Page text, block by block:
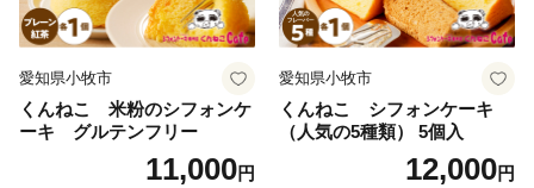
・返礼品の選択は、10品までとさせていただきます。
・返礼品の写真はイメージです。
愛知県小牧市
くんねこ 米粉のシフォンケ
ーキ グルテンフリー
11,000円
愛知県小牧市
くんねこ シフォンケーキ
（人気の5種類） 5個入
12,000円